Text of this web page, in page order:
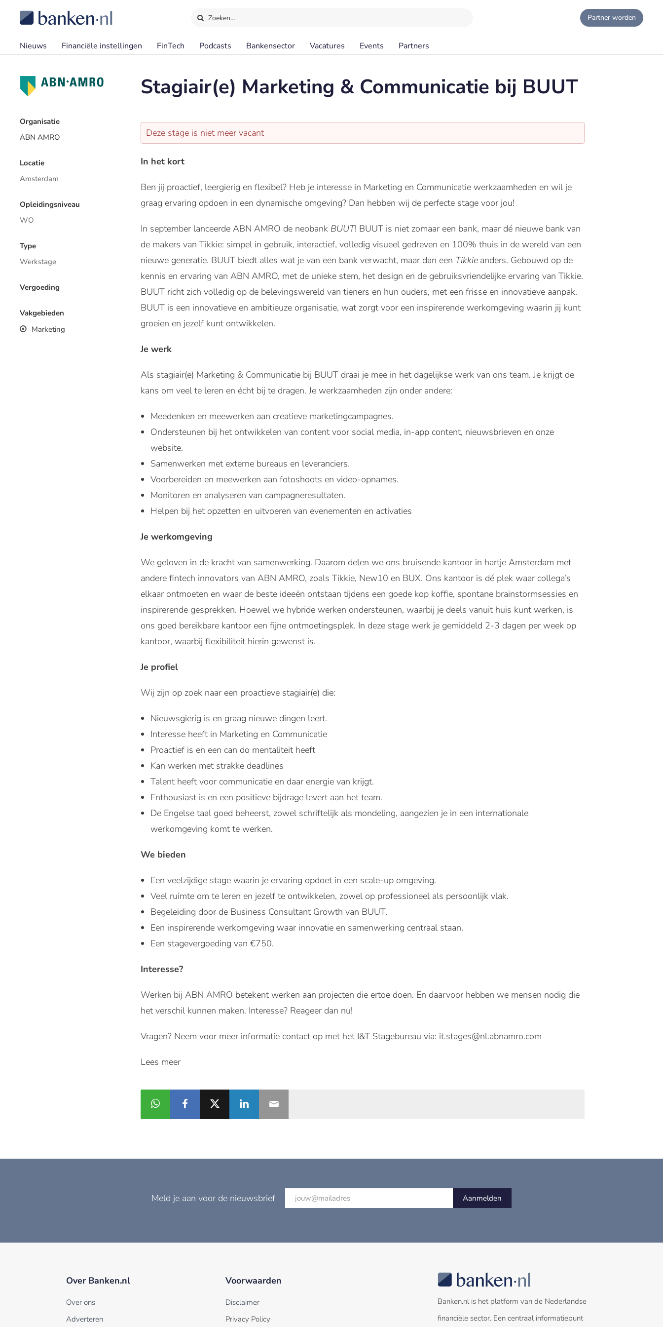
Zoeken… Partner worden
Nieuws Financiële instellingen FinTech Podcasts Bankensector Vacatures Events Partners
Stagiair(e) Marketing & Communicatie bij BUUT
Organisatie
ABN AMRO
Locatie
Amsterdam
Opleidingsniveau
WO
Type
Werkstage
Vergoeding
Vakgebieden
Marketing
Deze stage is niet meer vacant
In het kort
Ben jij proactief, leergierig en flexibel? Heb je interesse in Marketing en Communicatie werkzaamheden en wil je
graag ervaring opdoen in een dynamische omgeving? Dan hebben wij de perfecte stage voor jou!
In september lanceerde ABN AMRO de neobank BUUT! BUUT is niet zomaar een bank, maar dé nieuwe bank van
de makers van Tikkie: simpel in gebruik, interactief, volledig visueel gedreven en 100% thuis in de wereld van een
nieuwe generatie. BUUT biedt alles wat je van een bank verwacht, maar dan een Tikkie anders. Gebouwd op de
kennis en ervaring van ABN AMRO, met de unieke stem, het design en de gebruiksvriendelijke ervaring van Tikkie.
BUUT richt zich volledig op de belevingswereld van tieners en hun ouders, met een frisse en innovatieve aanpak.
BUUT is een innovatieve en ambitieuze organisatie, wat zorgt voor een inspirerende werkomgeving waarin jij kunt
groeien en jezelf kunt ontwikkelen.
Je werk
Als stagiair(e) Marketing & Communicatie bij BUUT draai je mee in het dagelijkse werk van ons team. Je krijgt de
kans om veel te leren en écht bij te dragen. Je werkzaamheden zijn onder andere:
Meedenken en meewerken aan creatieve marketingcampagnes.
Ondersteunen bij het ontwikkelen van content voor social media, in-app content, nieuwsbrieven en onze
website.
Samenwerken met externe bureaus en leveranciers.
Voorbereiden en meewerken aan fotoshoots en video-opnames.
Monitoren en analyseren van campagneresultaten.
Helpen bij het opzetten en uitvoeren van evenementen en activaties
Je werkomgeving
We geloven in de kracht van samenwerking. Daarom delen we ons bruisende kantoor in hartje Amsterdam met
andere fintech innovators van ABN AMRO, zoals Tikkie, New10 en BUX. Ons kantoor is dé plek waar collega’s
elkaar ontmoeten en waar de beste ideeën ontstaan tijdens een goede kop koffie, spontane brainstormsessies en
inspirerende gesprekken. Hoewel we hybride werken ondersteunen, waarbij je deels vanuit huis kunt werken, is
ons goed bereikbare kantoor een fijne ontmoetingsplek. In deze stage werk je gemiddeld 2-3 dagen per week op
kantoor, waarbij flexibiliteit hierin gewenst is.
Je profiel
Wij zijn op zoek naar een proactieve stagiair(e) die:
Nieuwsgierig is en graag nieuwe dingen leert.
Interesse heeft in Marketing en Communicatie
Proactief is en een can do mentaliteit heeft
Kan werken met strakke deadlines
Talent heeft voor communicatie en daar energie van krijgt.
Enthousiast is en een positieve bijdrage levert aan het team.
De Engelse taal goed beheerst, zowel schriftelijk als mondeling, aangezien je in een internationale
werkomgeving komt te werken.
We bieden
Een veelzijdige stage waarin je ervaring opdoet in een scale-up omgeving.
Veel ruimte om te leren en jezelf te ontwikkelen, zowel op professioneel als persoonlijk vlak.
Begeleiding door de Business Consultant Growth van BUUT.
Een inspirerende werkomgeving waar innovatie en samenwerking centraal staan.
Een stagevergoeding van €750.
Interesse?
Werken bij ABN AMRO betekent werken aan projecten die ertoe doen. En daarvoor hebben we mensen nodig die
het verschil kunnen maken. Interesse? Reageer dan nu!
Vragen? Neem voor meer informatie contact op met het I&T Stagebureau via: it.stages@nl.abnamro.com
Lees meer
Meld je aan voor de nieuwsbrief Aanmelden
Over Banken.nl
Over ons
Adverteren
Voorwaarden
Disclaimer
Privacy Policy
Banken.nl is het platform van de Nederlandse
financiële sector. Een centraal informatiepunt